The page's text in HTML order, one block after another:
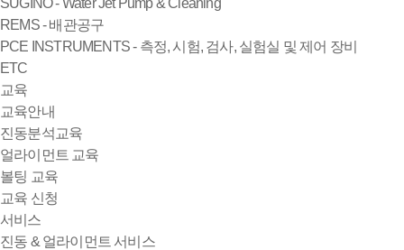
SUGINO - Water Jet Pump & Cleaning
REMS - 배관공구
PCE INSTRUMENTS - 측정, 시험, 검사, 실험실 및 제어 장비
ETC
교육
교육안내
진동분석교육
얼라이먼트 교육
볼팅 교육
교육 신청
서비스
진동 & 얼라이먼트 서비스